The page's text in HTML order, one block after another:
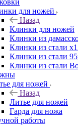
для ножей
Назад
Клинки для ножей
Клинки из
Клинки из стали
Клинки из стали
Клинки из стали
для ножей
Назад
Литье для ножей
Гарда для ножа
работы